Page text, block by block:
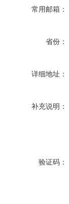
常用邮箱：
省份：
详细地址：
补充说明：
验证码：